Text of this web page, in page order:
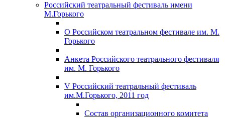
Российский театральный фестиваль имени
М.Горького
О Российском театральном фестивале им. М.
Горького
Анкета Российского театрального фестиваля
им. М. Горького
V Российский театральный фестиваль
им.М.Горького, 2011 год
Состав организационного комитета